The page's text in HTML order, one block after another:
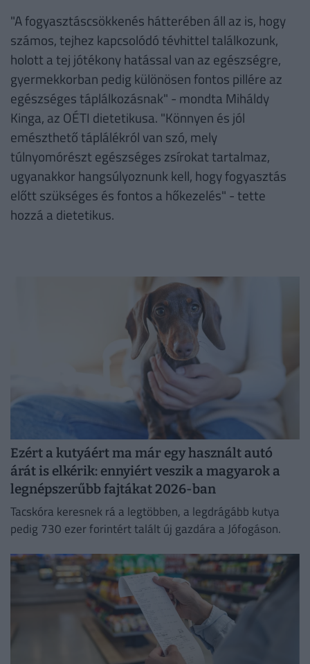
"A fogyasztáscsökkenés hátterében áll az is, hogy
számos, tejhez kapcsolódó tévhittel találkozunk,
holott a tej jótékony hatással van az egészségre,
gyermekkorban pedig különösen fontos pillére az
egészséges táplálkozásnak" - mondta Miháldy
Kinga, az OÉTI dietetikusa. "Könnyen és jól
emészthető táplálékról van szó, mely
túlnyomórészt egészséges zsírokat tartalmaz,
ugyanakkor hangsúlyoznunk kell, hogy fogyasztás
előtt szükséges és fontos a hőkezelés" - tette
hozzá a dietetikus.
Ezért a kutyáért ma már egy használt autó
árát is elkérik: ennyiért veszik a magyarok a
legnépszerűbb fajtákat 2026-ban
Tacskóra keresnek rá a legtöbben, a legdrágább kutya
pedig 730 ezer forintért talált új gazdára a Jófogáson.